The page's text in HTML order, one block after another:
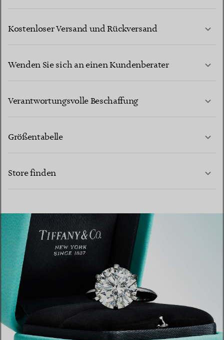
Kostenloser Versand und Rückversand
Wenden Sie sich an einen Kundenberater
Verantwortungsvolle Beschaffung
MEHR ERFAHREN
Größentabelle
Store finden
EINEN STORE IN IHRER NÄHE FINDEN